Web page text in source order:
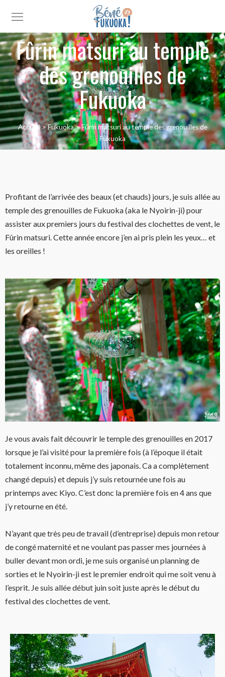
Fûrin matsuri au temple
des grenouilles de
Fukuoka
Accueil>Fukuoka>Fûrin matsuri au temple des grenouilles de
Fukuoka
Profitant de l’arrivée des beaux (et chauds) jours, je suis allée au
temple des grenouilles de Fukuoka (aka le Nyoirin-ji) pour
assister aux premiers jours du festival des clochettes de vent, le
Fûrin matsuri. Cette année encore j’en ai pris plein les yeux… et
les oreilles !
Je vous avais fait découvrir le temple des grenouilles en 2017
lorsque je l’ai visité pour la première fois (à l’époque il était
totalement inconnu, même des japonais. Ca a complètement
changé depuis) et depuis j’y suis retournée une fois au
printemps avec Kiyo. C’est donc la première fois en 4 ans que
j’y retourne en été.
N’ayant que très peu de travail (d’entreprise) depuis mon retour
de congé maternité et ne voulant pas passer mes journées à
buller devant mon ordi, je me suis organisé un planning de
sorties et le Nyoirin-ji est le premier endroit qui me soit venu à
l’esprit. Je suis allée début juin soit juste après le début du
festival des clochettes de vent.